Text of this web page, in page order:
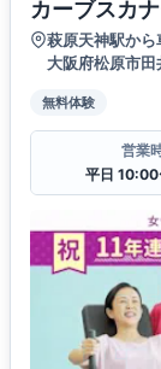
カーブスカ
萩原天神駅から
大阪府松原市
無料体験
営業
平日